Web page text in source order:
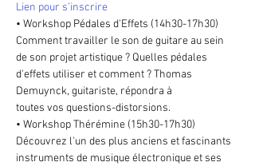
Lien pour s’inscrire
• Workshop Pédales d'Effets (14h30-17h30)
Comment travailler le son de guitare au sein
de son projet artistique ? Quelles pédales
d'effets utiliser et comment ? Thomas
Demuynck, guitariste, répondra à
toutes vos questions-distorsions.
• Workshop Thérémine (15h30-17h30)
Découvrez l'un des plus anciens et fascinants
instruments de musique électronique et ses